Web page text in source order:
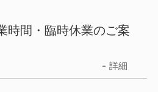
時間・臨時休業のご案
詳細